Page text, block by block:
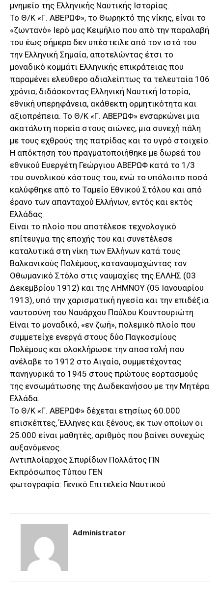
μνημείο της Ελληνικής Ναυτικής Ιστορίας.
Το Θ/Κ «Γ. ΑΒΕΡΩΦ», το Θωρηκτό της νίκης, είναι το
«ζωντανό» Ιερό μας Κειμήλιο που από την παραλαβή
του έως σήμερα δεν υπέστειλε από τον ιστό του
την Ελληνική Σημαία, αποτελώντας έτσι το
μοναδικό κομμάτι Ελληνικής επικράτειας που
παραμένει ελεύθερο αδιαλείπτως τα τελευταία 106
χρόνια, διδάσκοντας Ελληνική Ναυτική Ιστορία,
εθνική υπερηφάνεια, ακάθεκτη ορμητικότητα και
αξιοπρέπεια. Το Θ/Κ «Γ. ΑΒΕΡΩΦ» ενσαρκώνει μια
ακατάλυτη πορεία στους αιώνες, μια συνεχή πάλη
με τους εχθρούς της πατρίδας και το υγρό στοιχείο.
Η απόκτηση του πραγματοποιήθηκε με δωρεά του
εθνικού Ευεργέτη Γεώργιου ΑΒΕΡΩΦ κατά το 1/3
του συνολικού κόστους του, ενώ το υπόλοιπο ποσό
καλύφθηκε από το Ταμείο Εθνικού Στόλου και από
έρανο των απανταχού Ελλήνων, εντός και εκτός
Ελλάδας.
Είναι το πλοίο που αποτέλεσε τεχνολογικό
επίτευγμα της εποχής του και συνετέλεσε
καταλυτικά στη νίκη των Ελλήνων κατά τους
Βαλκανικούς Πολέμους, καταναυμαχώντας τον
Οθωμανικό Στόλο στις ναυμαχίες της ΕΛΛΗΣ (03
Δεκεμβρίου 1912) και της ΛΗΜΝΟΥ (05 Ιανουαρίου
1913), υπό την χαρισματική ηγεσία και την επιδέξια
ναυτοσύνη του Ναυάρχου Παύλου Κουντουριώτη.
Είναι το μοναδικό, «εν ζωή», πολεμικό πλοίο που
συμμετείχε ενεργά στους δύο Παγκοσμίους
Πολέμους και ολοκλήρωσε την αποστολή που
ανέλαβε το 1912 στο Αιγαίο, συμμετέχοντας
πανηγυρικά το 1945 στους πρώτους εορτασμούς
της ενσωμάτωσης της Δωδεκανήσου με την Μητέρα
Ελλάδα.
Το Θ/Κ «Γ. ΑΒΕΡΩΦ» δέχεται ετησίως 60.000
επισκέπτες, Έλληνες και ξένους, εκ των οποίων οι
25.000 είναι μαθητές, αριθμός που βαίνει συνεχώς
αυξανόμενος.
Αντιπλοίαρχος Σπυρίδων Πολλάτος ΠΝ
Εκπρόσωπος Τύπου ΓΕΝ
φωτογραφία: Γενικό Επιτελείο Ναυτικού
Administrator